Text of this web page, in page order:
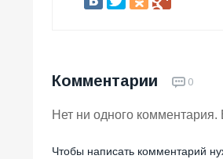
Комментарии 0
Нет ни одного
Чтобы написать комментарий